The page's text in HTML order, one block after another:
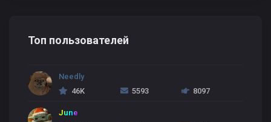
Топ пользователей
Needly
46K
5593 8097
June